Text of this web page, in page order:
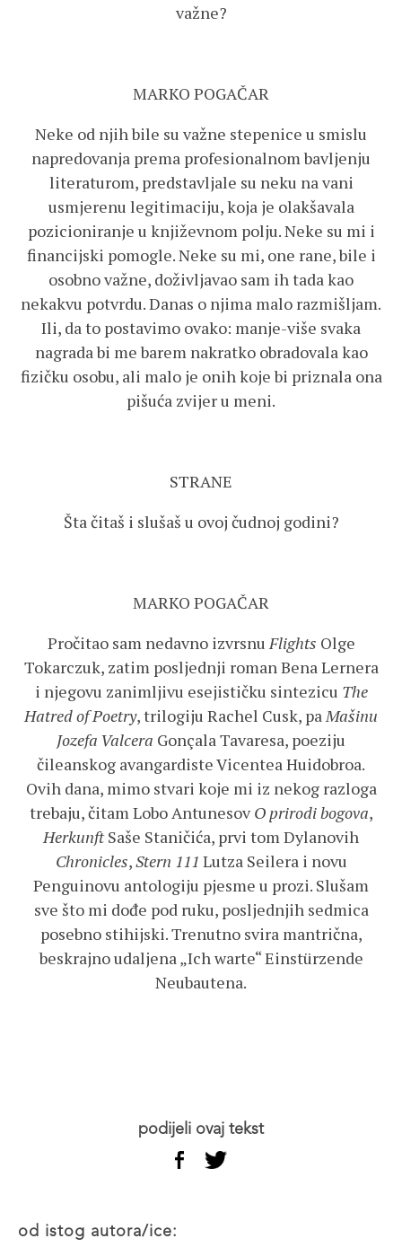
važne?
MARKO POGAČAR
Neke od njih bile su važne stepenice u smislu
napredovanja prema profesionalnom bavljenju
literaturom, predstavljale su neku na vani
usmjerenu legitimaciju, koja je olakšavala
pozicioniranje u književnom polju. Neke su mi i
financijski pomogle. Neke su mi, one rane, bile i
osobno važne, doživljavao sam ih tada kao
nekakvu potvrdu. Danas o njima malo razmišljam.
Ili, da to postavimo ovako: manje-više svaka
nagrada bi me barem nakratko obradovala kao
fizičku osobu, ali malo je onih koje bi priznala ona
pišuća zvijer u meni.
STRANE
Šta čitaš i slušaš u ovoj čudnoj godini?
MARKO POGAČAR
Pročitao sam nedavno izvrsnuFlights Olge
Tokarczuk, zatim posljednji roman Bena Lernera
i njegovu zanimljivu esejističku sintezicu The
Hatred of Poetry, trilogiju Rachel Cusk, paMašinu
Jozefa Valcera Gonçala Tavaresa, poeziju
čileanskog avangardiste Vicentea Huidobroa.
Ovih dana, mimo stvari koje mi iz nekog razloga
trebaju, čitam Lobo AntunesovO prirodi bogova,
HerkunftSaše Staničića, prvi tom Dylanovih
Chronicles,Stern 111 Lutza Seilera i novu
Penguinovu antologiju pjesme u prozi. Slušam
sve što mi dođe pod ruku, posljednjih sedmica
posebno stihijski. Trenutno svira mantrična,
beskrajno udaljena „Ich warte“ Einstürzende
Neubautena.
podijeli ovaj tekst
od istog autora/ice: